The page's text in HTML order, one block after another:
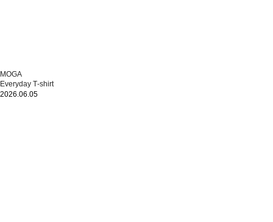
MOGA
Everyday T‐shirt
2026.06.05